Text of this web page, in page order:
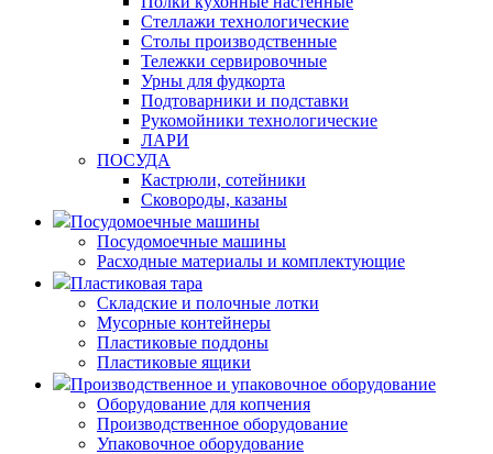
Стеллажи технологические
Столы производственные
Тележки сервировочные
Урны для фудкорта
Подтоварники и подставки
Рукомойники технологические
ЛАРИ
ПОСУДА
Кастрюли, сотейники
Сковороды, казаны
Посудомоечные машины
Посудомоечные машины
Расходные материалы и комплектующие
Пластиковая тара
Складские и полочные лотки
Мусорные контейнеры
Пластиковые поддоны
Пластиковые ящики
Производственное и упаковочное оборудование
Оборудование для копчения
Производственное оборудование
Упаковочное оборудование